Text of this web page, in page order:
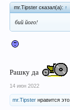
mr.Tipster сказал(а): ↑
бий його!
Рашку да
14 июн 2022
mr.Tipster нравится это.